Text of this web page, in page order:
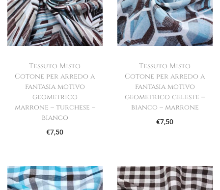
Tessuto Misto
Cotone per arredo a
fantasia motivo
geometrico
marrone – turchese –
bianco
€7,50
Tessuto Misto
Cotone per arredo a
fantasia motivo
geometrico celeste –
bianco – marrone
€7,50